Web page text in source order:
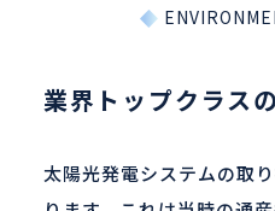
業界トップクラス
太陽光発電システムの取